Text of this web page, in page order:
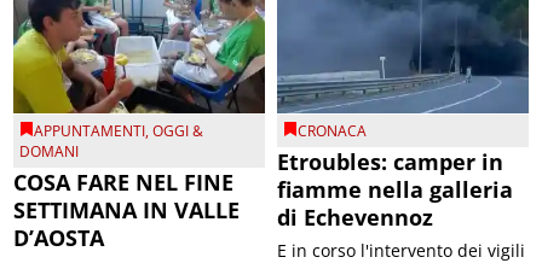
APPUNTAMENTI,OGGI &
DOMANI
COSA FARE NEL FINE
SETTIMANA IN VALLE
D’AOSTA
CRONACA
Etroubles: camper in
fiamme nella galleria
di Echevennoz
E in corso l'intervento dei vigili